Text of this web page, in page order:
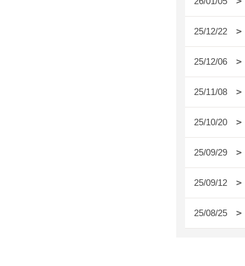
25/12/22
25/12/06
25/11/08
25/10/20
25/09/29
25/09/12
25/08/25